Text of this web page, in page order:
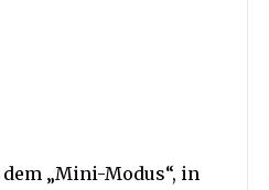
„Mini-Modus“, in